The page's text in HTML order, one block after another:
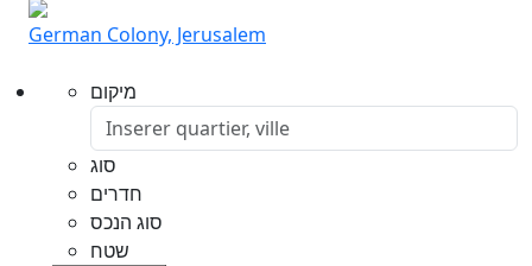
German Colony, Jerusalem
מיקום
סוג
חדרים
סוג הנכס
שטח